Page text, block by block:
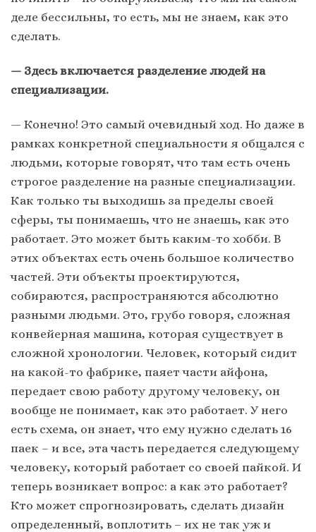
деле бессильны, то есть, мы не знаем, как это
сделать.
— Здесь включается разделение людей на
специализации.
— Конечно! Это самый очевидный ход. Но даже в
рамках конкретной специальности я общался с
людьми, которые говорят, что там есть очень
строгое разделение на разные специализации.
Как только ты выходишь за пределы своей
сферы, ты понимаешь, что не знаешь, как это
работает. Это может быть каким-то хобби. В
этих объектах есть очень большое количество
частей. Эти объекты проектируются,
собираются, распространяются абсолютно
разными людьми. Это, грубо говоря, сложная
конвейерная машина, которая существует в
сложной хронологии. Человек, который сидит
на какой-то фабрике, паяет части айфона,
передает свою работу другому человеку, он
вообще не понимает, как это работает. У него
есть схема, он знает, что ему нужно сделать 16
паек – и все, эта часть передается следующему
человеку, который работает со своей пайкой. И
теперь возникает вопрос: а как это работает?
Кто может спрогнозировать, сделать дизайн
определенный, воплотить – их не так уж и